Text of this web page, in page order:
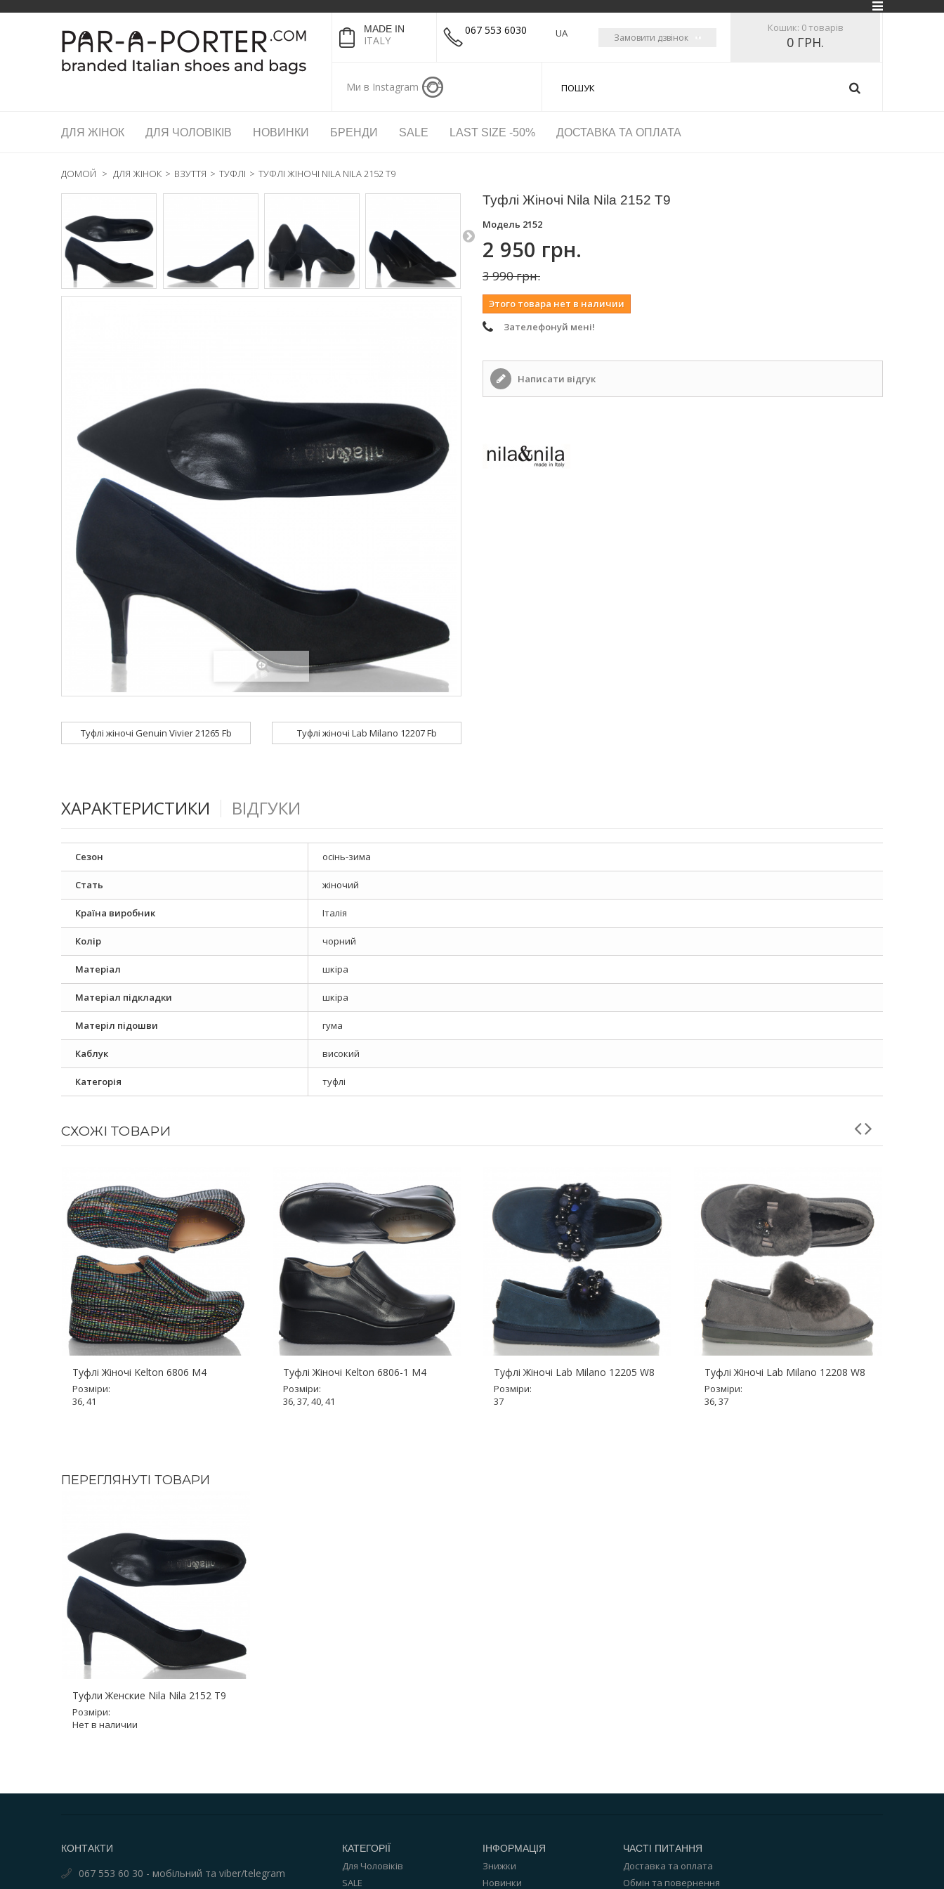
MADE IN
ITALY
067 553 6030
Ми в Instagram
UA Замовити дзвінок
Кошик: 0 товарів
0 ГРН.
ДЛЯ ЖІНОК ДЛЯ ЧОЛОВІКІВ НОВИНКИ БРЕНДИ SALE LAST SIZE -50% ДОСТАВКА ТА ОПЛАТА
ДОМОЙ > ДЛЯ ЖІНОК > ВЗУТТЯ > ТУФЛІ > ТУФЛІ ЖІНОЧІ NILA NILA 2152 T9
Туфлі жіночі Genuin Vivier 21265 Fb Туфлі жіночі Lab Milano 12207 Fb
Туфлі Жіночі Nila Nila 2152 T9
Модель 2152
2 950 грн.
3 990 грн.
Этого товара нет в наличии
Зателефонуй мені!
Написати відгук
ХАРАКТЕРИСТИКИ ВІДГУКИ
Сезон осінь-зима
Стать жіночий
Країна виробник Італія
Колір чорний
Матеріал шкіра
Матеріал підкладки шкіра
Матеріл підошви гума
Каблук високий
Категорія туфлі
СХОЖІ ТОВАРИ
Туфлі Жіночі Kelton 6806 M4
Розміри:
36, 41
Туфлі Жіночі Kelton 6806-1 M4
Розміри:
36, 37, 40, 41
Туфлі Жіночі Lab Milano 12205 W8
Розміри:
37
Туфлі Жіночі Lab Milano 12208 W8
Розміри:
36, 37
ПЕРЕГЛЯНУТІ ТОВАРИ
Туфли Женские Nila Nila 2152 T9
Розміри:
Нет в наличии
КОНТАКТИ
067 553 60 30 - мобільний та viber/telegram
КАТЕГОРІЇ
Для Чоловіків
SALE
ІНФОРМАЦІЯ
Знижки
Новинки
ЧАСТІ ПИТАННЯ
Доставка та оплата
Обмін та повернення